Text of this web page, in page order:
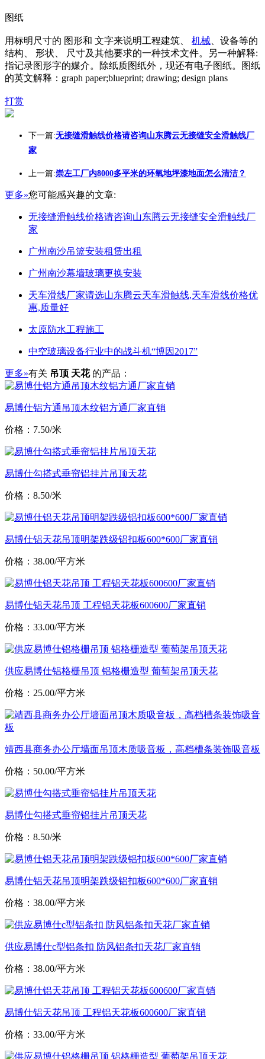
图纸
用标明尺寸的 图形和 文字来说明工程建筑、 机械 、设备等的
结构、 形状、 尺寸及其他要求的一种技术文件。另一种解释:
指记录图形字的媒介。除纸质图纸外，现还有电子图纸。图纸
的英文解释：graph paper;blueprint; drawing; design plans
打赏
下一篇:无接缝滑触线价格请咨询山东腾云无接缝安全滑触线厂
家
上一篇:崇左工厂内8000多平米的环氧地坪漆地面怎么清洁？
更多»您可能感兴趣的文章:
无接缝滑触线价格请咨询山东腾云无接缝安全滑触线厂
家
广州南沙吊篮安装租赁出租
广州南沙幕墙玻璃更换安装
天车滑线厂家请选山东腾云天车滑触线,天车滑线价格优
惠,质量好
太原防水工程施工
中空玻璃设备行业中的战斗机“博因2017”
更多»有关 吊顶 天花 的产品：
易博仕铝方通吊顶木纹铝方通厂家直销
价格：7.50/米
易博仕勾搭式垂帘铝挂片吊顶天花
价格：8.50/米
易博仕铝天花吊顶明架跌级铝扣板600*600厂家直销
价格：38.00/平方米
易博仕铝天花吊顶 工程铝天花板600600厂家直销
价格：33.00/平方米
供应易博仕铝格栅吊顶 铝格栅造型 葡萄架吊顶天花
价格：25.00/平方米
靖西县商务办公厅墙面吊顶木质吸音板，高档槽条装饰吸音板
价格：50.00/平方米
易博仕勾搭式垂帘铝挂片吊顶天花
价格：8.50/米
易博仕铝天花吊顶明架跌级铝扣板600*600厂家直销
价格：38.00/平方米
供应易博仕c型铝条扣 防风铝条扣天花厂家直销
价格：38.00/平方米
易博仕铝天花吊顶 工程铝天花板600600厂家直销
价格：33.00/平方米